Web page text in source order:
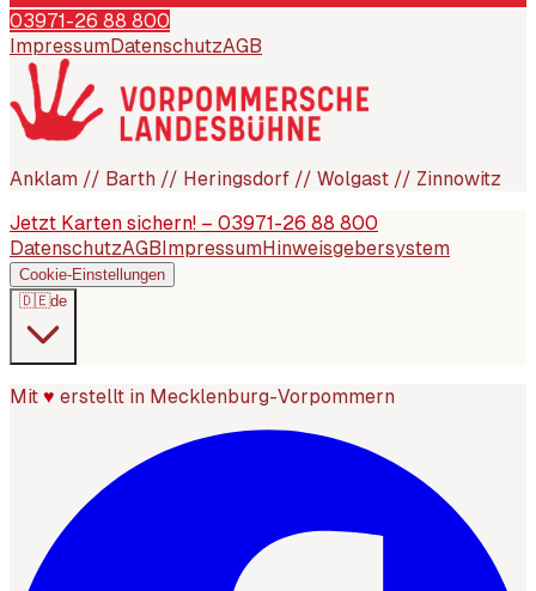
03971-26 88 800
Impressum DatenschutzAGB
Anklam // Barth // Heringsdorf // Wolgast // Zinnowitz
Jetzt Karten sichern! – 03971-26 88 800
DatenschutzAGB ImpressumHinweisgebersystem
Cookie-Einstellungen
🇩🇪de
Mit ♥ erstellt in Mecklenburg-Vorpommern